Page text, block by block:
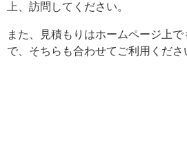
上、訪問してください。
また、見積もりはホームページ上
で、そちらも合わせてご利用くださ